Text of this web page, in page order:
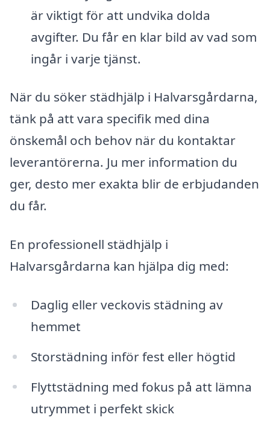
är viktigt för att undvika dolda
avgifter. Du får en klar bild av vad som
ingår i varje tjänst.
När du söker städhjälp i Halvarsgårdarna,
tänk på att vara specifik med dina
önskemål och behov när du kontaktar
leverantörerna. Ju mer information du
ger, desto mer exakta blir de erbjudanden
du får.
En professionell städhjälp i
Halvarsgårdarna kan hjälpa dig med:
Daglig eller veckovis städning av
hemmet
Storstädning inför fest eller högtid
Flyttstädning med fokus på att lämna
utrymmet i perfekt skick